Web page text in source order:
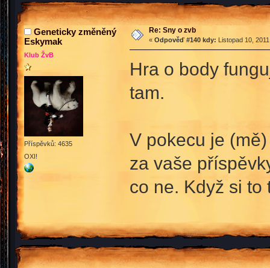
Geneticky změněný
Eskymak
Klub ŽvB
Příspěvků: 4635
OXI!
Re: Sny o zvb
« Odpověď #140 kdy: Listopad 10,
Hra o body
tam.
V pokecu je
za vaše
co ne. Když si